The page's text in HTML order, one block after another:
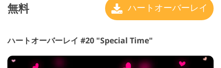
無料 ハートオーバーレイ
ハートオーバーレイ #20 "Special Time"